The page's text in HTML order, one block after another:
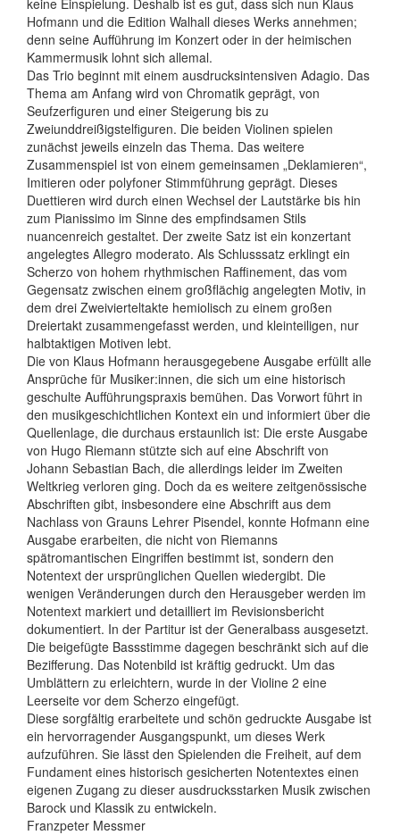
keine Einspielung. Deshalb ist es gut, dass sich nun Klaus
Hofmann und die Edition Walhall dieses Werks annehmen;
denn seine Aufführung im Konzert oder in der heimischen
Kammermusik lohnt sich allemal.
Das Trio beginnt mit einem ausdrucksintensiven Adagio. Das
Thema am Anfang wird von Chromatik geprägt, von
Seufzerfiguren und einer Steigerung bis zu
Zweiunddreißigstelfiguren. Die beiden Violinen spielen
zunächst jeweils einzeln das Thema. Das weitere
Zusammenspiel ist von einem gemeinsamen „Deklamieren“,
Imitieren oder polyfoner Stimmführung geprägt. Dieses
Duettieren wird durch einen Wechsel der Lautstärke bis hin
zum Pianissimo im Sinne des empfindsamen Stils
nuancenreich gestaltet. Der zweite Satz ist ein konzertant
angelegtes Allegro moderato. Als Schlusssatz erklingt ein
Scherzo von hohem rhythmischen Raffinement, das vom
Gegensatz zwischen einem großflächig angelegten Motiv, in
dem drei Zweivierteltakte hemiolisch zu einem großen
Dreiertakt zusammengefasst werden, und kleinteiligen, nur
halbtaktigen Motiven lebt.
Die von Klaus Hofmann herausgegebene Ausgabe erfüllt alle
Ansprüche für Musiker:innen, die sich um eine historisch
geschulte Aufführungspraxis bemühen. Das Vorwort führt in
den musikgeschichtlichen Kontext ein und informiert über die
Quellenlage, die durchaus erstaunlich ist: Die erste Ausgabe
von Hugo Riemann stützte sich auf eine Abschrift von
Johann Sebastian Bach, die allerdings leider im Zweiten
Weltkrieg verloren ging. Doch da es weitere zeitgenössische
Abschriften gibt, insbesondere eine Abschrift aus dem
Nachlass von Grauns Lehrer Pisendel, konnte Hofmann eine
Ausgabe erarbeiten, die nicht von Riemanns
spätromantischen Eingriffen bestimmt ist, sondern den
Notentext der ursprünglichen Quellen wiedergibt. Die
wenigen Veränderungen durch den Herausgeber werden im
Notentext markiert und detailliert im Revisionsbericht
dokumentiert. In der Partitur ist der Gene­ralbass ausgesetzt.
Die beigefügte Bassstimme dagegen beschränkt sich auf die
Bezifferung. Das Notenbild ist kräftig gedruckt. Um das
Umblättern zu erleichtern, wurde in der Violine 2 eine
Leerseite vor dem Scherzo eingefügt.
Diese sorgfältig erarbeitete und schön gedruckte Ausgabe ist
ein hervorragender Ausgangspunkt, um dieses Werk
aufzuführen. Sie lässt den Spielenden die Freiheit, auf dem
Fundament eines historisch gesicherten Notentextes einen
eigenen Zugang zu dieser ausdrucksstarken Musik zwischen
Barock und Klassik zu entwickeln.
Franzpeter Messmer